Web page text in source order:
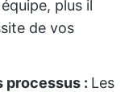
plus il
de vos
processus : Les